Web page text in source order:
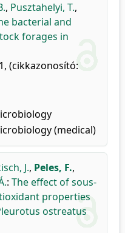
, Pusztahelyi, T.,
bacterial and
forages in
(cikkazonosító:
(medical)
J., Peles, F.,
: The effect of sous-
properties
ostreatus